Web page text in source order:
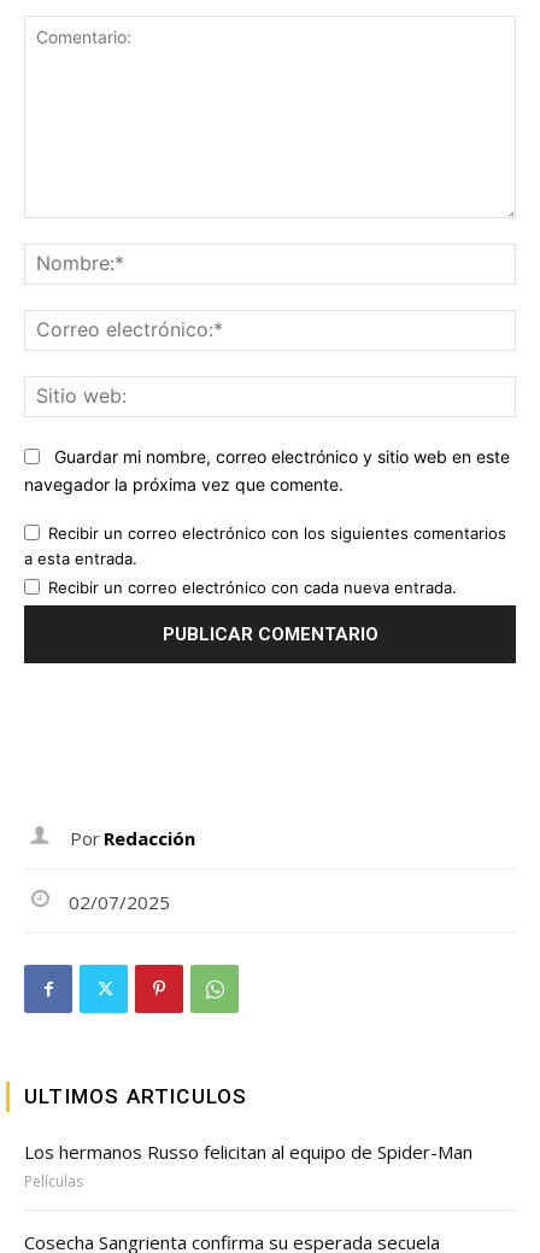
Guardar mi nombre, correo electrónico y sitio web en este
navegador la próxima vez que comente.
Recibir un correo electrónico con los siguientes comentarios
a esta entrada.
Recibir un correo electrónico con cada nueva entrada.
Por Redacción
02/07/2025
ULTIMOS ARTICULOS
Los hermanos Russo felicitan al equipo de Spider-Man
Películas
Cosecha Sangrienta confirma su esperada secuela